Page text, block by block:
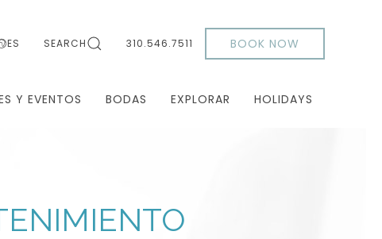
ES SEARCH 310.546.7511 BOOK NOW
Y EVENTOS BODAS EXPLORAR HOLIDAYS